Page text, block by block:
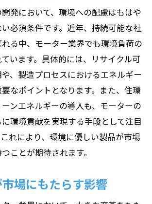
発において、環境への配慮はもはや
必須条件です。近年、持続可能な社
る中、モーター業界でも環境負荷の
います。具体的には、リサイクル可
、製造プロセスにおけるエネルギー
なポイントとなります。また、住環
ンエネルギーの導入も、モーターの
環境貢献を実現する手段として注目
れにより、環境に優しい製品が市場
ことが期待されます。
場にもたらす影響